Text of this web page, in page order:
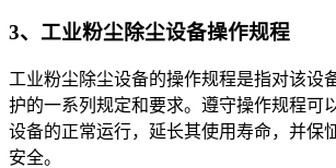
3、工业粉尘除尘设备操作规程
工业粉尘除尘设备的操作规程是指对该设
护的一系列规定和要求。遵守操作规程可
设备的正常运行，延长其使用寿命，并保
安全。